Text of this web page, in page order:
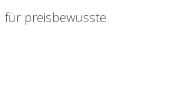
für preisbewusste